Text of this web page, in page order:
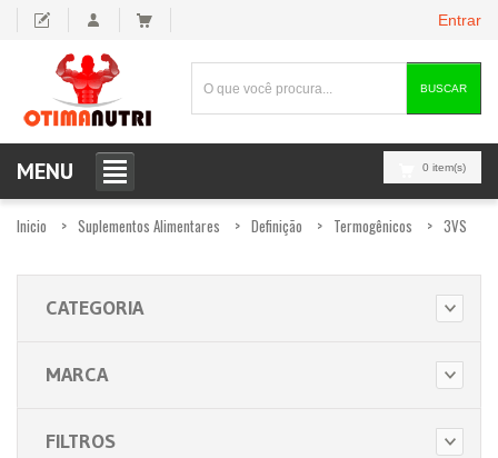
Entrar
BUSCAR
0 item(s)
MENU
Inicio Suplementos Alimentares Definição Termogênicos 3VS
CATEGORIA
MARCA
FILTROS